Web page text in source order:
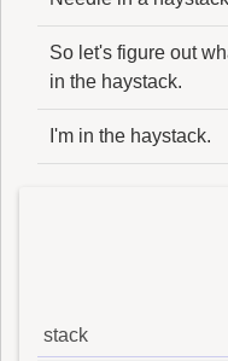
So let's figure out
in the haystack.
I'm in the haystack.
stack